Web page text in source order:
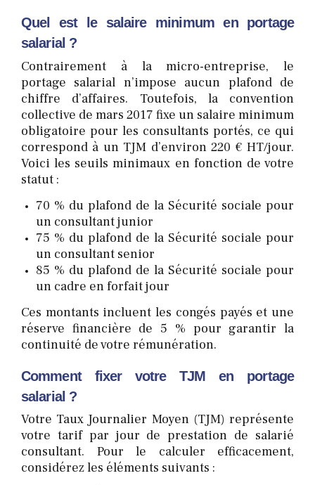
Quel est le salaire minimum en portage
salarial ?
Contrairement à la micro-entreprise, le
portage salarial n’impose aucun plafond de
chiffre d’affaires. Toutefois, la convention
collective de mars 2017 fixe un salaire minimum
obligatoire pour les consultants portés, ce qui
correspond à un TJM d’environ 220 € HT/jour.
Voici les seuils minimaux en fonction de votre
statut :
70 % du plafond de la Sécurité sociale pour
un consultant junior
75 % du plafond de la Sécurité sociale pour
un consultant senior
85 % du plafond de la Sécurité sociale pour
un cadre en forfait jour
Ces montants incluent les congés payés et une
réserve financière de 5 % pour garantir la
continuité de votre rémunération.
Comment fixer votre TJM en portage
salarial ?
Votre Taux Journalier Moyen (TJM) représente
votre tarif par jour de prestation de salarié
consultant. Pour le calculer efficacement,
considérez les éléments suivants :